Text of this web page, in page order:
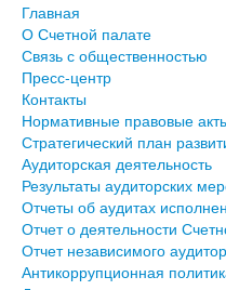
Главная
О Счетной палате
Связь с общественностью
Пресс-центр
Контакты
Нормативные правовые
Стратегический план
Аудиторская деятельность
Результаты аудиторских
Отчеты об аудитах
Отчет о деятельности
Отчет независимого
Антикоррупционная